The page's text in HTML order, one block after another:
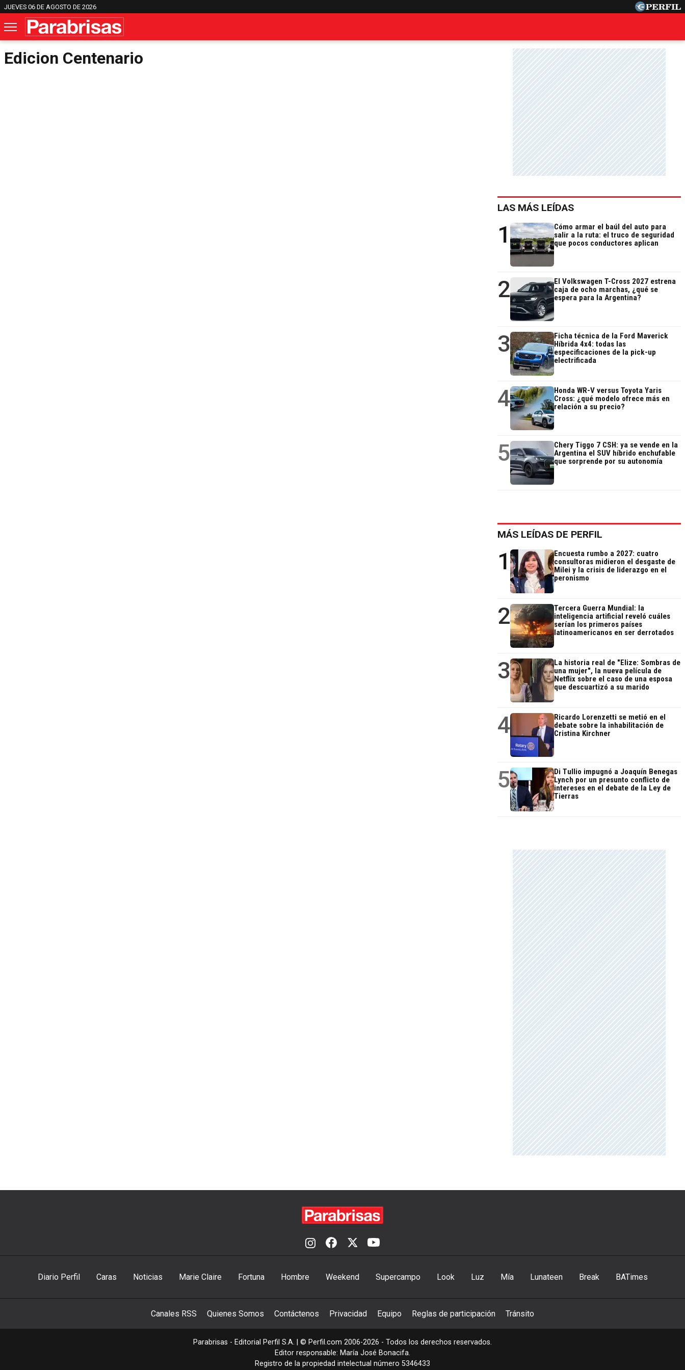
JUEVES 06 DE AGOSTO DE 2026
Edicion Centenario
LAS MÁS LEÍDAS
1
Cómo armar el baúl del auto para
salir a la ruta: el truco de seguridad
que pocos conductores aplican
2
El Volkswagen T-Cross 2027 estrena
caja de ocho marchas, ¿qué se
espera para la Argentina?
3
Ficha técnica de la Ford Maverick
Híbrida 4x4: todas las
especificaciones de la pick-up
electrificada
4
Honda WR-V versus Toyota Yaris
Cross: ¿qué modelo ofrece más en
relación a su precio?
5
Chery Tiggo 7 CSH: ya se vende en la
Argentina el SUV híbrido enchufable
que sorprende por su autonomía
MÁS LEÍDAS DE PERFIL
1
Encuesta rumbo a 2027: cuatro
consultoras midieron el desgaste de
Milei y la crisis de liderazgo en el
peronismo
2
Tercera Guerra Mundial: la
inteligencia artificial reveló cuáles
serían los primeros países
latinoamericanos en ser derrotados
3
La historia real de "Elize: Sombras de
una mujer", la nueva película de
Netflix sobre el caso de una esposa
que descuartizó a su marido
4
Ricardo Lorenzetti se metió en el
debate sobre la inhabilitación de
Cristina Kirchner
5
Di Tullio impugnó a Joaquín Benegas
Lynch por un presunto conflicto de
intereses en el debate de la Ley de
Tierras
Diario Perfil Caras Noticias Marie Claire Fortuna Hombre Weekend Supercampo Look Luz Mía Lunateen Break BATimes
Canales RSS Quienes Somos Contáctenos Privacidad Equipo Reglas de participación Tránsito
Parabrisas - Editorial Perfil S.A. | © Perfil.com 2006-2026 - Todos los derechos reservados.
Editor responsable: María José Bonacifa.
Registro de la propiedad intelectual número 5346433